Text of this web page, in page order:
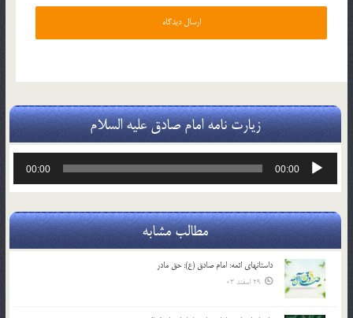
زیارت نامه امام صادق علیه السلام
پخش‌کننده
00:00
00:00
مطالب مشابه
داستانهای ائمه: امام صادق (ع): حق مادر
29 اسفند 03